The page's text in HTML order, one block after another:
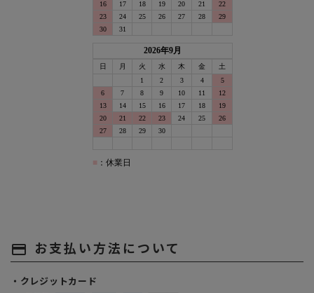
payment お支払い方法について
・クレジットカード